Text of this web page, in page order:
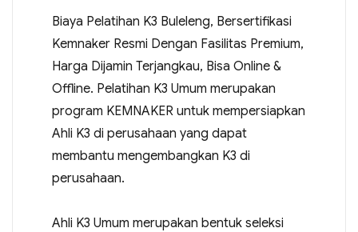
Biaya Pelatihan K3 Buleleng, Bersertifikasi
Kemnaker Resmi Dengan Fasilitas Premium,
Harga Dijamin Terjangkau, Bisa Online &
Offline. Pelatihan K3 Umum merupakan
program KEMNAKER untuk mempersiapkan
Ahli K3 di perusahaan yang dapat
membantu mengembangkan K3 di
perusahaan.
Ahli K3 Umum merupakan bentuk seleksi